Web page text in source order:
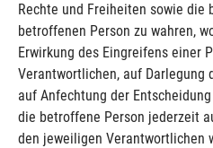
Rechte und Freiheiten sowie die
betroffenen Person zu wahren,
Erwirkung des Eingreifens einer
Verantwortlichen, auf Darlegung
auf Anfechtung der
die betroffene Person jederzeit
den jeweiligen Verantwortlichen